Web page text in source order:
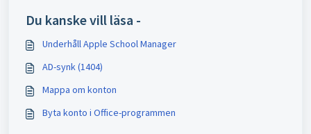
Du kanske vill läsa -
Underhåll Apple School Manager
AD-synk (1404)
Mappa om konton
Byta konto i Office-programmen